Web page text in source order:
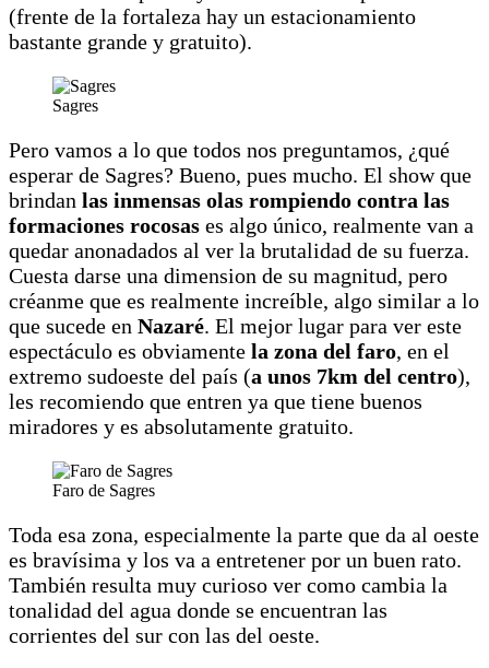
(frente de la fortaleza hay un estacionamiento
bastante grande y gratuito).
Sagres
Pero vamos a lo que todos nos preguntamos, ¿qué
esperar de Sagres? Bueno, pues mucho. El show que
brindan las inmensas olas rompiendo contra las
formaciones rocosas es algo único, realmente van a
quedar anonadados al ver la brutalidad de su fuerza.
Cuesta darse una dimension de su magnitud, pero
créanme que es realmente increíble, algo similar a lo
que sucede en Nazaré. El mejor lugar para ver este
espectáculo es obviamente la zona del faro, en el
extremo sudoeste del país (a unos 7km del centro),
les recomiendo que entren ya que tiene buenos
miradores y es absolutamente gratuito.
Faro de Sagres
Toda esa zona, especialmente la parte que da al oeste
es bravísima y los va a entretener por un buen rato.
También resulta muy curioso ver como cambia la
tonalidad del agua donde se encuentran las
corrientes del sur con las del oeste.